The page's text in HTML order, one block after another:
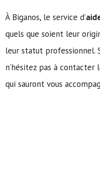
À Biganos, le service d’
quels que soient leur
leur statut professionnel.
n’hésitez pas à contacter
qui sauront vous